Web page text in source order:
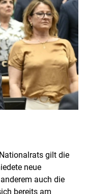
gilt die
neue
auch die
bereits am